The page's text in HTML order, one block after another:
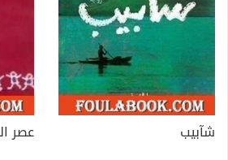
شآبيب
عصر